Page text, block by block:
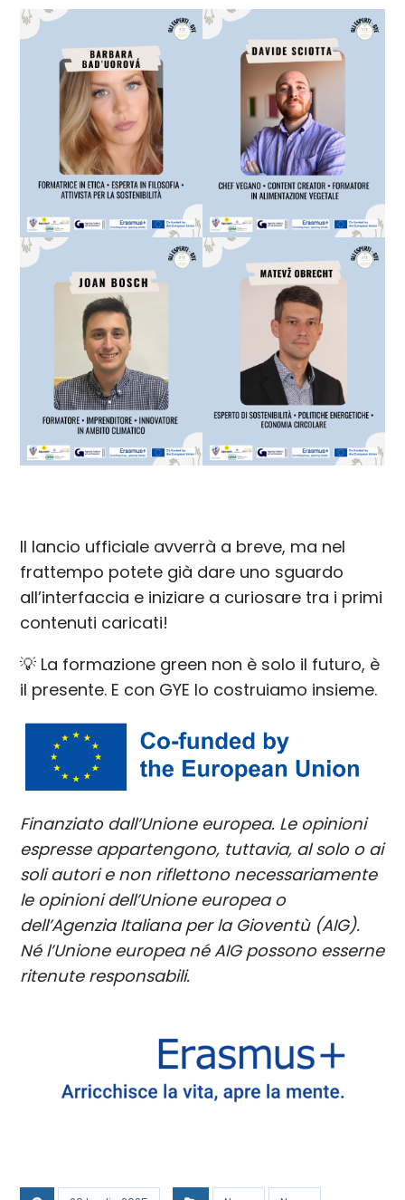
Il lancio ufficiale avverrà a breve, ma nel
frattempo potete già dare uno sguardo
all’interfaccia e iniziare a curiosare tra i primi
contenuti caricati!
💡 La formazione green non è solo il futuro, è
il presente. E con GYE lo costruiamo insieme.
Finanziato dall’Unione europea. Le opinioni
espresse appartengono, tuttavia, al solo o ai
soli autori e non riflettono necessariamente
le opinioni dell’Unione europea o
dell’Agenzia Italiana per la Gioventù (AIG).
Né l’Unione europea né AIG possono esserne
ritenute responsabili.